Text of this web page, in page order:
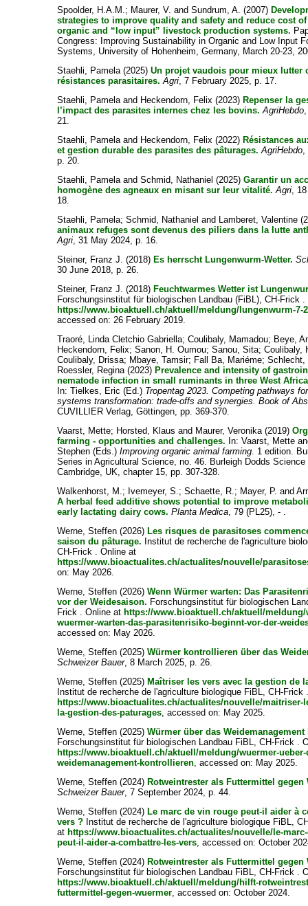
Spoolder, H.A.M.; Maurer, V. andSundrum, A. (2007)
strategies to improve quality and safety and reduce cost
organic and “low input” livestock production systems.
Congress: Improving Sustainability in Organic and Low Input
Systems, University of Hohenheim, Germany, March 20-23,
Staehli, Pamela(2025)Un projet vaudois pour mieux lutter
résistances parasitaires. Agri, 7 February 2025, p. 17.
Staehli, Pamelaand Heckendorn, Felix (2023) Repenser la
l’impact des parasites internes chez les bovins. AgriHebdo
21.
Staehli, Pamelaand Heckendorn, Felix (2022) Résistances
et gestion durable des parasites des pâturages. AgriHebdo,
p. 20.
Staehli, PamelaandSchmid, Nathaniel (2025)Garantir un
homogène des agneaux en misant sur leur vitalité. Agri,
18.
Staehli, Pamela;Schmid, Nathaniel and Lamberet, Valentine
animaux refuges sont devenus des piliers dans la lutte
Agri, 31 May 2024, p. 16.
Steiner, Franz J. (2018) Es herrscht Lungenwurm-Wetter.
30 June 2018, p. 26.
Steiner, Franz J. (2018) Feuchtwarmes Wetter ist
Forschungsinstitut für biologischen Landbau (FiBL), CH-Frick
https://www.bioaktuell.ch/aktuell/meldung/lungenwurm-7-
accessed on: 26 February 2019.
Traoré, Linda Cletchio Gabriella;Coulibaly, Mamadou; Beye,
Heckendorn, Felix;Sanon, H. Oumou;Sanou, Sita;Coulibaly,
Coulibaly, Drissa; Mbaye, Tamsir; Fall Ba, Mariéme;Schlecht,
Roessler, Regina(2023) Prevalence and intensity of
nematode infection in small ruminants in three West
In:Tielkes, Eric (Ed.) Tropentag 2023. Competing pathways
systems transformation: trade-offs and synergies. Book of
CUVILLIER Verlag, Göttingen, pp. 369-370.
Vaarst, Mette; Horsted, Klaus and Maurer, Veronika(2019)
farming - opportunities and challenges. In:Vaarst, Mette
Stephen (Eds.)Improving organic animal farming. 1 edition.
Series in Agricultural Science, no. 46. Burleigh Dodds
Cambridge, UK, chapter 15, pp. 307-328.
Walkenhorst, M.; Ivemeyer, S.;Schaette, R.; Mayer, P. and
A herbal feed additive shows potential to improve
early lactating dairy cows. Planta Medica, 79 (PL25), - .
Werne, Steffen (2026) Les risques de parasitoses
saison du pâturage. Institut de recherche de l'agriculture
CH-Frick . Online at
https://www.bioactualites.ch/actualites/nouvelle/
on: May 2026.
Werne, Steffen (2026)Wenn Würmer warten: Das
vor der Weidesaison. Forschungsinstitut für biologischen
Frick . Online at https://www.bioaktuell.ch/aktuell/meldung/
wuermer-warten-das-parasitenrisiko-beginnt-vor-der-
accessed on: May 2026.
Werne, Steffen (2025)Würmer kontrollieren über das
Schweizer Bauer, 8 March 2025, p. 26.
Werne, Steffen (2025) Maîtriser les vers avec la gestion de
Institut de recherche de l'agriculture biologique FiBL, CH-Frick
https://www.bioactualites.ch/actualites/nouvelle/maitriser-
la-gestion-des-paturages, accessed on: May 2025.
Werne, Steffen (2025)Würmer über das
Forschungsinstitut für biologischen Landbau FiBL, CH-Frick .
https://www.bioaktuell.ch/aktuell/meldung/wuermer-ueber-
weidemanagement-kontrollieren, accessed on: May 2025.
Werne, Steffen (2024) Rotweintrester als Futtermittel gegen
Schweizer Bauer, 7 September 2024, p. 44.
Werne, Steffen (2024) Le marc de vin rouge peut-il aider à
vers ? Institut de recherche de l'agriculture biologique FiBL,
at https://www.bioactualites.ch/actualites/nouvelle/le-
peut-il-aider-a-combattre-les-vers, accessed on: October
Werne, Steffen (2024) Rotweintrester als Futtermittel gegen
Forschungsinstitut für biologischen Landbau FiBL, CH-Frick .
https://www.bioaktuell.ch/aktuell/meldung/hilft-
futtermittel-gegen-wuermer, accessed on: October 2024.